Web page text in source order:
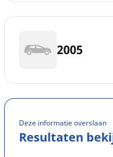
2005
Deze informatie overslaan
Resultaten